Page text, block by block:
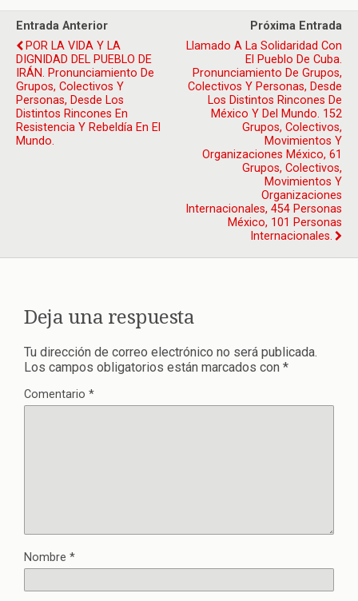
Entrada Anterior
POR LA VIDA Y LA
DIGNIDAD DEL PUEBLO DE
IRÁN. Pronunciamiento De
Grupos, Colectivos Y
Personas, Desde Los
Distintos Rincones En
Resistencia Y Rebeldía En El
Mundo.
Próxima Entrada
Llamado A La Solidaridad Con
El Pueblo De Cuba.
Pronunciamiento De Grupos,
Colectivos Y Personas, Desde
Los Distintos Rincones De
México Y Del Mundo. 152
Grupos, Colectivos,
Movimientos Y
Organizaciones México, 61
Grupos, Colectivos,
Movimientos Y
Organizaciones
Internacionales, 454 Personas
México, 101 Personas
Internacionales.
Deja una respuesta
Tu dirección de correo electrónico no será publicada.
Los campos obligatorios están marcados con *
Comentario *
Nombre *